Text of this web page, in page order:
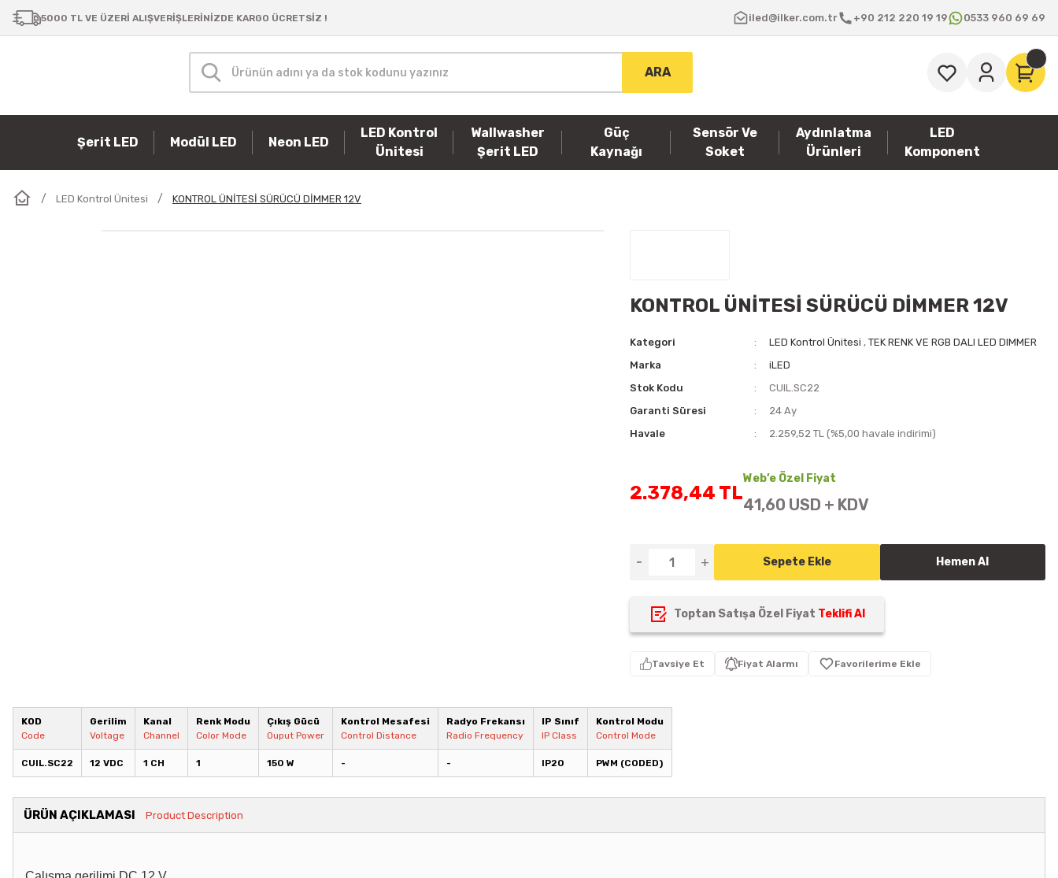
5000 TL VE ÜZERİ ALIŞVERİŞLERİNİZDE KARGO ÜCRETSİZ ! iled@ilker.com.tr +90 212 220 19 19 0533 960 69 69
ARA
Şerit LED Modül LED Neon LED
LED Kontrol
Ünitesi
Wallwasher
Şerit LED
Güç
Kaynağı
Sensör Ve
Soket
Aydınlatma
Ürünleri
LED
Komponent
LED Kontrol Ünitesi KONTROL ÜNİTESİ SÜRÜCÜ DİMMER 12V
KONTROL ÜNİTESİ SÜRÜCÜ DİMMER 12V
Kategori LED Kontrol Ünitesi ,TEK RENK VE RGB DALI LED DIMMER
Marka
iLED
Stok Kodu
CUIL.SC22
Garanti Süresi
24 Ay
Havale
2.259,52 TL (%5,00 havale indirimi)
2.378,44 TL
Web’e Özel Fiyat
41,60 USD + KDV
Sepete Ekle Hemen Al
Toptan Satışa Özel Fiyat Teklifi Al
Tavsiye Et Fiyat Alarmı
KOD
Code
Gerilim
Voltage
Kanal
Channel
Renk Modu
Color Mode
Çıkış Gücü
Ouput Power
Kontrol Mesafesi
Control Distance
Radyo Frekansı
Radio Frequency
IP Sınıf
IP Class
Kontrol Modu
Control Mode
CUIL.SC22 12 VDC 1 CH 1 150 W - - IP20 PWM (CODED)
ÜRÜN AÇIKLAMASI Product Description